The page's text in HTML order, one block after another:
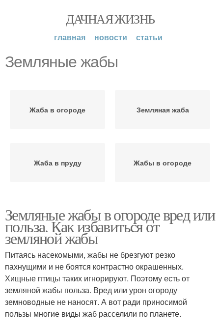
ДАЧНАЯ ЖИЗНЬ
главная новости статьи
Земляные жабы
Жаба в огороде Земляная жаба
Жаба в пруду Жабы в огороде
Земляные жабы в огороде вред или
польза. Как избавиться от
земляной жабы
Питаясь насекомыми, жабы не брезгуют резко
пахнущими и не боятся контрастно окрашенных.
Хищные птицы таких игнорируют. Поэтому есть от
земляной жабы польза. Вред или урон огороду
земноводные не наносят. А вот ради приносимой
пользы многие виды жаб расселили по планете.